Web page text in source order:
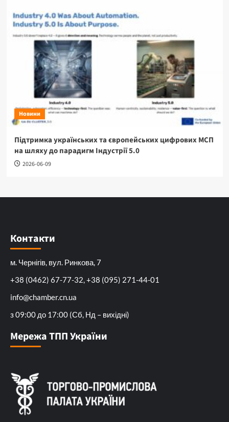
Новини
Підтримка українських та європейських цифрових МСП
на шляху до парадигм Індустрії 5.0
2026-06-09
Контакти
м. Чернігів, вул. Ринкова, 7
+38 (0462) 67-77-32, +38 (095) 271-44-01
info@chamber.cn.ua
з 09:00 до 17:00 (Сб, Нд – вихідні)
Мережа ТПП України